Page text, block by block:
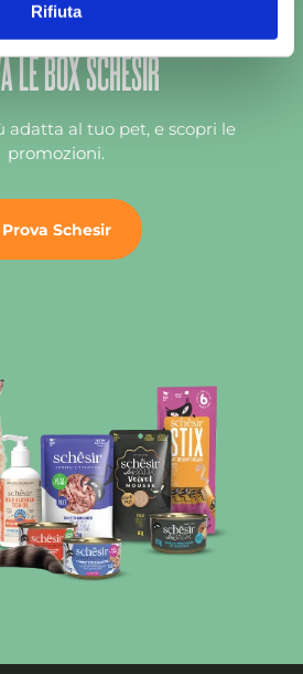
Rifiuta
LE BOX SCHESIR
adatta al tuo pet, e scopri le
promozioni.
Prova Schesir